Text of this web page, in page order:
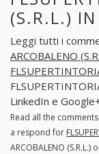
(S.R.L.) IN
Leggi tutti i
ARCOBALENO
LinkedIn e
Read all the
a respond for
ARCOBALENO